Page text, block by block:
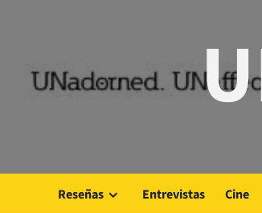
Reseñas Entrevistas Cine